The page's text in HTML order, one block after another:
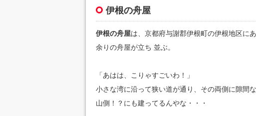
伊根の舟屋
伊根の舟屋は、京都府与謝郡伊根町の伊根地区に
余りの舟屋が立ち 並ぶ。
「あはは、こりゃすごいわ！」
小さな湾に沿って狭い道が通り、その両側に隙間
山側！？にも建ってるんやな・・・